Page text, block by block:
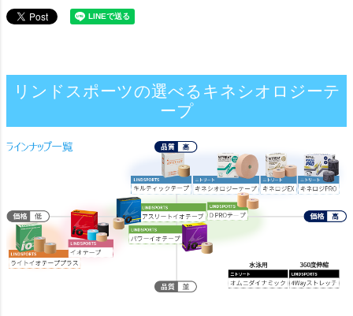
リンドスポーツの選べるキネシオロジーテ
ープ